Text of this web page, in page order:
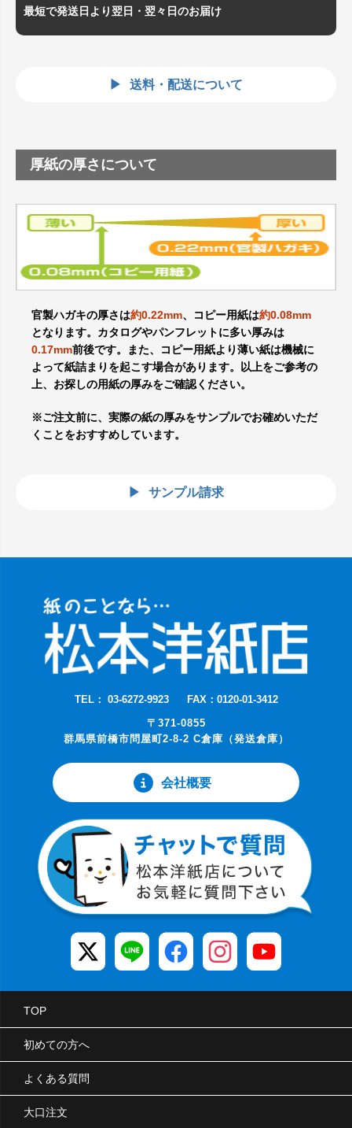
最短で発送日より翌日・翌々日のお届け
送料・配送について
厚紙の厚さについて
官製ハガキの厚さは約0.22mm、コピー用紙は約0.08mm
となります。カタログやパンフレットに多い厚みは
0.17mm前後です。また、コピー用紙より薄い紙は機械に
よって紙詰まりを起こす場合があります。以上をご参考の
上、お探しの用紙の厚みをご確認ください。
※ご注文前に、実際の紙の厚みをサンプルでお確めいただ
くことをおすすめしています。
サンプル請求
TEL： 03-6272-9923
FAX：0120-01-3412
〒371-0855
群馬県前橋市問屋町2-8-2 C倉庫（発送倉庫）
会社概要
TOP
初めての方へ
よくある質問
大口注文